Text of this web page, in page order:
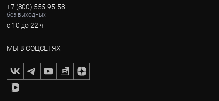
+7 (800) 555-95-58
без выходных
с 10 до 22 ч
МЫ В СОЦСЕТЯХ